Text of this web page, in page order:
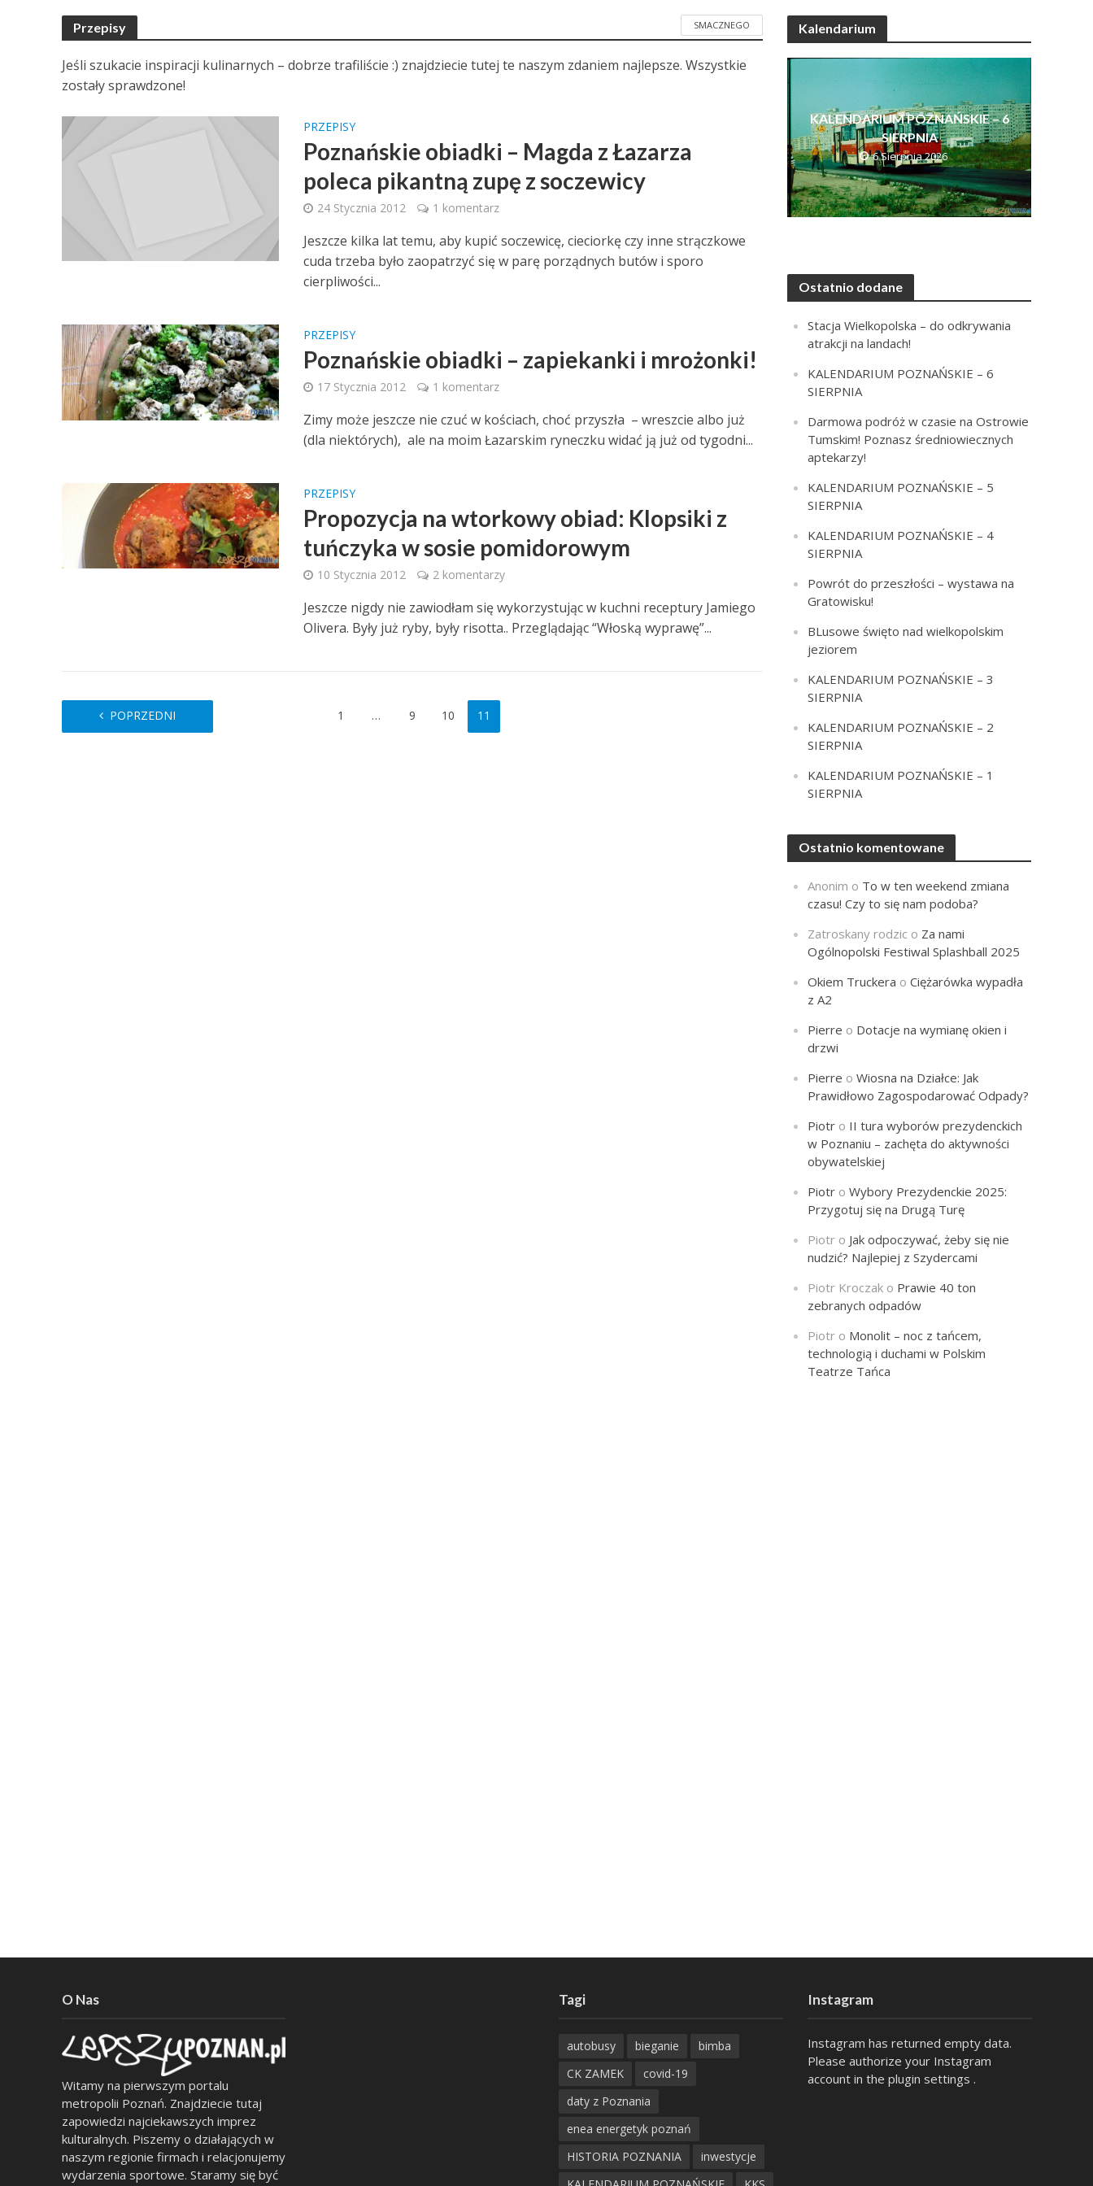
Przepisy SMACZNEGO
Jeśli szukacie inspiracji kulinarnych – dobrze trafiliście :) znajdziecie tutej te naszym zdaniem najlepsze. Wszystkie
zostały sprawdzone!
PRZEPISY
Poznańskie obiadki – Magda z Łazarza
poleca pikantną zupę z soczewicy
24 Stycznia 2012 1 komentarz
Jeszcze kilka lat temu, aby kupić soczewicę, cieciorkę czy inne strączkowe
cuda trzeba było zaopatrzyć się w parę porządnych butów i sporo
cierpliwości...
PRZEPISY
Poznańskie obiadki – zapiekanki i mrożonki!
17 Stycznia 2012 1 komentarz
Zimy może jeszcze nie czuć w kościach, choć przyszła – wreszcie albo już
(dla niektórych), ale na moim Łazarskim ryneczku widać ją już od tygodni...
PRZEPISY
Propozycja na wtorkowy obiad: Klopsiki z
tuńczyka w sosie pomidorowym
10 Stycznia 2012 2 komentarzy
Jeszcze nigdy nie zawiodłam się wykorzystując w kuchni receptury Jamiego
Olivera. Były już ryby, były risotta.. Przeglądając “Włoską wyprawę”...
POPRZEDNI 1 … 9 10 11
Kalendarium
KALENDARIUM POZNAŃSKIE – 6
SIERPNIA
6 Sierpnia 2026
Ostatnio dodane
Stacja Wielkopolska – do odkrywania
atrakcji na landach!
KALENDARIUM POZNAŃSKIE – 6
SIERPNIA
Darmowa podróż w czasie na Ostrowie
Tumskim! Poznasz średniowiecznych
aptekarzy!
KALENDARIUM POZNAŃSKIE – 5
SIERPNIA
KALENDARIUM POZNAŃSKIE – 4
SIERPNIA
Powrót do przeszłości – wystawa na
Gratowisku!
BLusowe święto nad wielkopolskim
jeziorem
KALENDARIUM POZNAŃSKIE – 3
SIERPNIA
KALENDARIUM POZNAŃSKIE – 2
SIERPNIA
KALENDARIUM POZNAŃSKIE – 1
SIERPNIA
Ostatnio komentowane
Anonim o To w ten weekend zmiana
czasu! Czy to się nam podoba?
Zatroskany rodzic o Za nami
Ogólnopolski Festiwal Splashball 2025
Okiem Truckera oCiężarówka wypadła
z A2
Pierre o Dotacje na wymianę okien i
drzwi
Pierre oWiosna na Działce: Jak
Prawidłowo Zagospodarować Odpady?
Piotr o II tura wyborów prezydenckich
w Poznaniu – zachęta do aktywności
obywatelskiej
Piotr oWybory Prezydenckie 2025:
Przygotuj się na Drugą Turę
Piotr o Jak odpoczywać, żeby się nie
nudzić? Najlepiej z Szydercami
Piotr Kroczak o Prawie 40 ton
zebranych odpadów
Piotr o Monolit – noc z tańcem,
technologią i duchami w Polskim
Teatrze Tańca
O Nas
Witamy na pierwszym portalu
metropolii Poznań. Znajdziecie tutaj
zapowiedzi najciekawszych imprez
kulturalnych. Piszemy o działających w
naszym regionie firmach i relacjonujemy
wydarzenia sportowe. Staramy się być
Tagi
autobusy bieganie
bimba
CK ZAMEK
covid-19
daty z Poznania
enea energetyk poznań
HISTORIA POZNANIA
inwestycje
Instagram
Instagram has returned empty data.
Please authorize your Instagram
account in the plugin settings .